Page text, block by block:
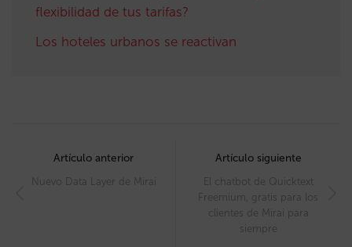
flexibilidad de tus tarifas?
Los hoteles urbanos se reactivan
navigation
Artículo anterior
Nuevo Data Layer de Mirai
Artículo siguiente
El chatbot de Quicktext
Freemium, gratis para los
clientes de Mirai para
siempre